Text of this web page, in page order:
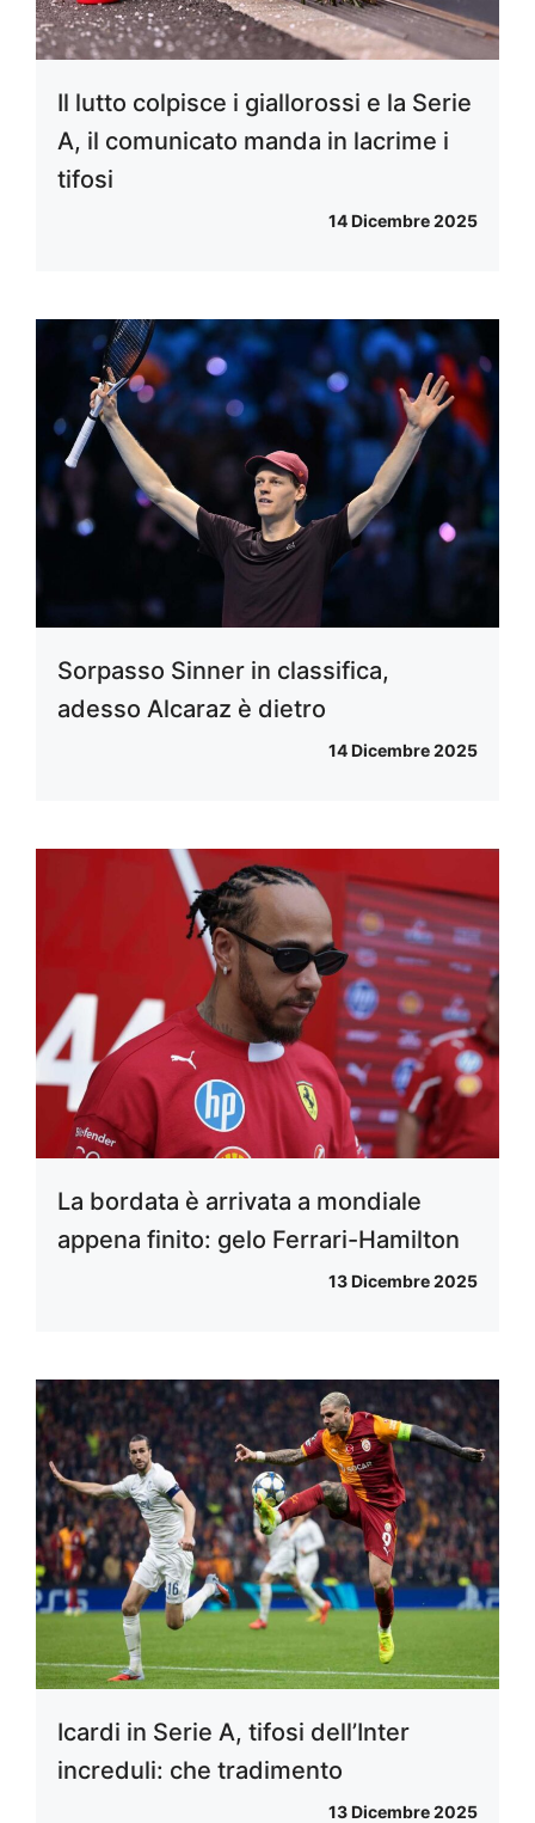
Il lutto colpisce i giallorossi e la Serie
A, il comunicato manda in lacrime i
tifosi
14 Dicembre 2025
Sorpasso Sinner in classifica,
adesso Alcaraz è dietro
14 Dicembre 2025
La bordata è arrivata a mondiale
appena finito: gelo Ferrari-Hamilton
13 Dicembre 2025
Icardi in Serie A, tifosi dell’Inter
increduli: che tradimento
13 Dicembre 2025